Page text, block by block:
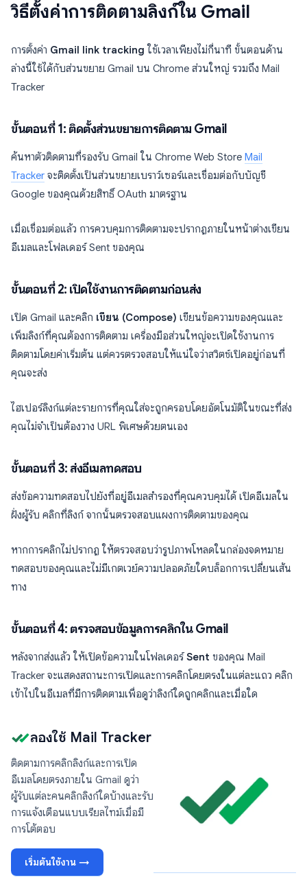
วิธีตั้งค่าการติดตามลิงก์ใน Gmail
การตั้งค่า Gmail link tracking ใช้เวลาเพียงไม่กี่นาที ขั้นตอนด้าน
ล่างนี้ใช้ได้กับส่วนขยาย Gmail บน Chrome ส่วนใหญ่ รวมถึง Mail
Tracker
ขั้นตอนที่ 1: ติดตั้งส่วนขยายการติดตาม Gmail
ค้นหาตัวติดตามที่รองรับ Gmail ใน Chrome Web Store Mail
Tracker จะติดตั้งเป็นส่วนขยายเบราว์เซอร์และเชื่อมต่อกับบัญชี
Google ของคุณด้วยสิทธิ์ OAuth มาตรฐาน
เมื่อเชื่อมต่อแล้ว การควบคุมการติดตามจะปรากฏภายในหน้าต่างเขียน
อีเมลและโฟลเดอร์ Sent ของคุณ
ขั้นตอนที่ 2: เปิดใช้งานการติดตามก่อนส่ง
เปิด Gmail และคลิก เขียน (Compose) เขียนข้อความของคุณและ
เพิ่มลิงก์ที่คุณต้องการติดตาม เครื่องมือส่วนใหญ่จะเปิดใช้งานการ
ติดตามโดยค่าเริ่มต้น แต่ควรตรวจสอบให้แน่ใจว่าสวิตช์เปิดอยู่ก่อนที่
คุณจะส่ง
ไฮเปอร์ลิงก์แต่ละรายการที่คุณใส่จะถูกครอบโดยอัตโนมัติในขณะที่ส่ง
คุณไม่จำเป็นต้องวาง URL พิเศษด้วยตนเอง
ขั้นตอนที่ 3: ส่งอีเมลทดสอบ
ส่งข้อความทดสอบไปยังที่อยู่อีเมลสำรองที่คุณควบคุมได้ เปิดอีเมลใน
ฝั่งผู้รับ คลิกที่ลิงก์ จากนั้นตรวจสอบแผงการติดตามของคุณ
หากการคลิกไม่ปรากฏ ให้ตรวจสอบว่ารูปภาพโหลดในกล่องจดหมาย
ทดสอบของคุณและไม่มีเกตเวย์ความปลอดภัยใดบล็อกการเปลี่ยนเส้น
ทาง
ขั้นตอนที่ 4: ตรวจสอบข้อมูลการคลิกใน Gmail
หลังจากส่งแล้ว ให้เปิดข้อความในโฟลเดอร์Sent ของคุณ Mail
Tracker จะแสดงสถานะการเปิดและการคลิกโดยตรงในแต่ละแถว คลิก
เข้าไปในอีเมลที่มีการติดตามเพื่อดูว่าลิงก์ใดถูกคลิกและเมื่อใด
ลองใช้ Mail Tracker
ติดตามการคลิกลิงก์และการเปิด
อีเมลโดยตรงภายใน Gmail ดูว่า
ผู้รับแต่ละคนคลิกลิงก์ใดบ้างและรับ
การแจ้งเตือนแบบเรียลไทม์เมื่อมี
การโต้ตอบ
เริ่มต้นใช้งาน →